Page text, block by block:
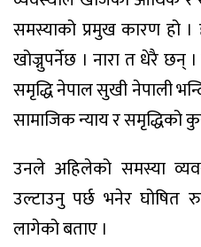
समस्याको प्रमुख कारण हो
खोज्नुपर्नेछ । नारा त धेरै छन्
समृद्धि नेपाल सुखी नेपाली
सामाजिक न्याय र समृद्धिको
उनले अहिलेको समस्या
उल्टाउनु पर्छ भनेर घोषित
लागेको बताए ।